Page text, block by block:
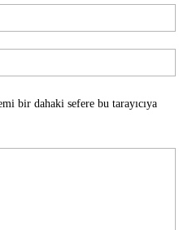
bir dahaki sefere bu tarayıcıya